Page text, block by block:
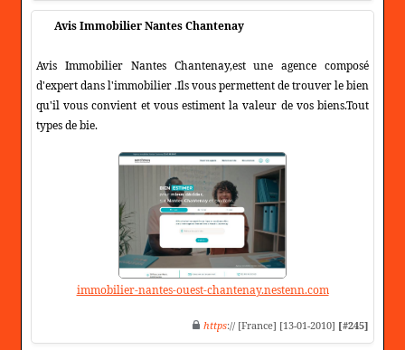
Avis Immobilier Nantes Chantenay
Avis Immobilier Nantes Chantenay,est une agence composé
d'expert dans l'immobilier .Ils vous permettent de trouver le bien
qu'il vous convient et vous estiment la valeur de vos biens.Tout
types de bie.
immobilier-nantes-ouest-chantenay.nestenn.com
https:// [France] [13-01-2010] [#245]